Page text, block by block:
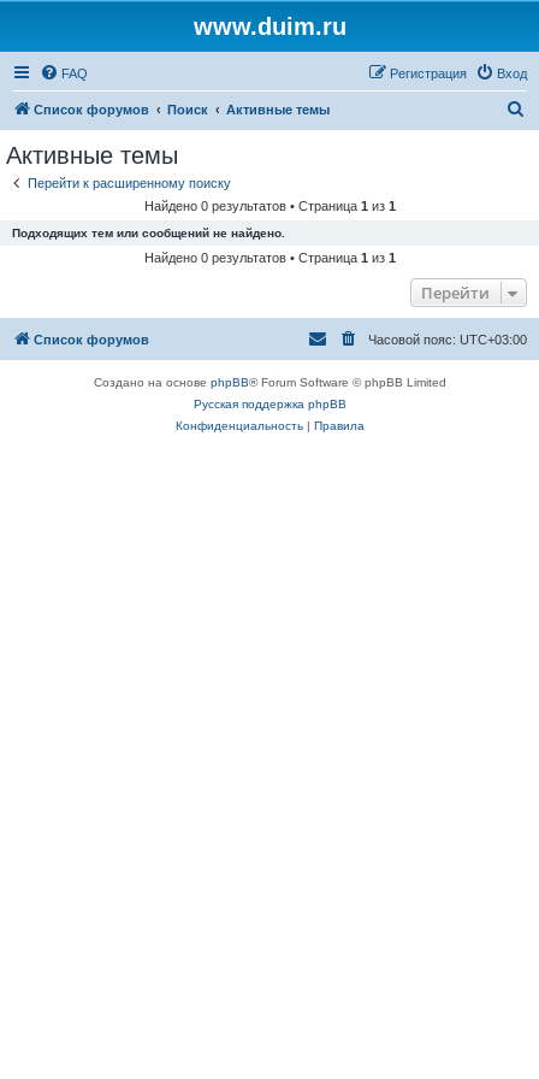
www.duim.ru
FAQ Вход
Регистрация
Список форумов Поиск Активные темы
Активные темы
Перейти к расширенному поиску
Найдено 0 результатов • Страница 1 из 1
Подходящих тем или сообщений не найдено.
Найдено 0 результатов • Страница 1 из 1
Перейти
Список форумов Часовой пояс: UTC+03:00
Создано на основе phpBB® Forum Software © phpBB Limited
Русская поддержка phpBB
Конфиденциальность| Правила